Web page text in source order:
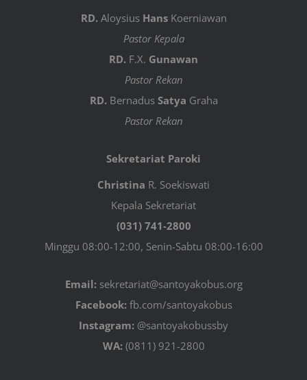
RD.Aloysius HansKoerniawan
Pastor Kepala
RD. F.X. Gunawan
Pastor Rekan
RD.Bernadus Satya Graha
Pastor Rekan
Sekretariat Paroki
Christina R. Soekiswati
Kepala Sekretariat
(031) 741-2800
Minggu 08:00-12:00, Senin-Sabtu 08:00-16:00
Email:sekretariat@santoyakobus.org
Facebook:fb.com/santoyakobus
Instagram: @santoyakobussby
WA:(0811) 921-2800